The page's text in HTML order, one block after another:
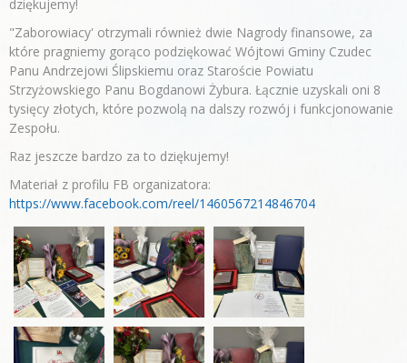
dziękujemy!
"Zaborowiacy' otrzymali również dwie Nagrody finansowe, za
które pragniemy gorąco podziękować Wójtowi Gminy Czudec
Panu Andrzejowi Ślipskiemu oraz Staroście Powiatu
Strzyżowskiego Panu Bogdanowi Żybura. Łącznie uzyskali oni 8
tysięcy złotych, które pozwolą na dalszy rozwój i funkcjonowanie
Zespołu.
Raz jeszcze bardzo za to dziękujemy!
Materiał z profilu FB organizatora:
https://www.facebook.com/reel/1460567214846704